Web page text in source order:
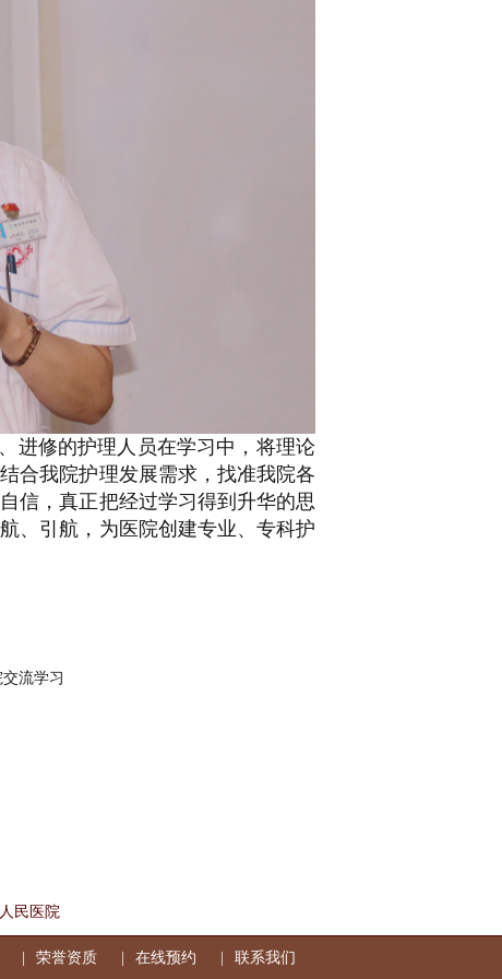
进修的护理人员在学习中，将理论
合我院护理发展需求，找准我院各
信，真正把经过学习得到升华的思
、引航，为医院创建专业、专科护
流学习
民医院
荣誉资质 在线预约 联系我们